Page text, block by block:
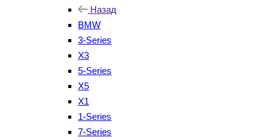
Назад
BMW
3-Series
X3
5-Series
X5
X1
1-Series
7-Series